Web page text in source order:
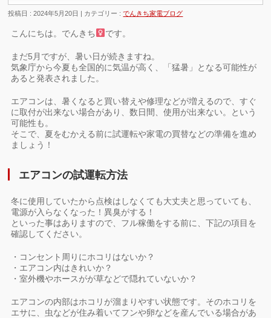
投稿日 : 2024年5月20日 | カテゴリー :でんきち家電ブログ
こんにちは。でんきち です。
まだ5月ですが、暑い日が続きますね。
気象庁から今夏も全国的に気温が高く、「猛暑」となる可能性が
あると発表されました。
エアコンは、暑くなると買い替えや修理などが増えるので、すぐ
に取付が出来ない場合があり、数日間、使用が出来ない。という
可能性も。
そこで、夏をむかえる前に試運転や家電の買替などの準備を進め
ましょう！
エアコンの試運転方法
冬に使用していたから点検はしなくても大丈夫と思っていても、
電源が入らなくなった！異臭がする！
といった事はありますので、フル稼働をする前に、下記の項目を
確認してください。
・コンセント周りにホコリはないか？
・エアコン内はきれいか？
・室外機やホースがが草などで隠れていないか？
エアコンの内部はホコリが溜まりやすい状態です。そのホコリを
エサに、虫などが住み着いてフンや卵などを産んでいる場合があ